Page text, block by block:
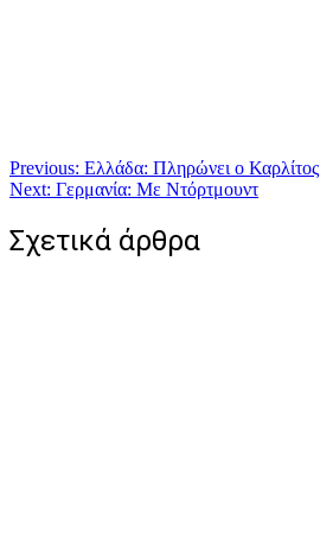
Πλοήγηση
άρθρων
Previous: Ελλάδα: Πληρώνει ο Καρλίτος
Next: Γερμανία: Με Ντόρτμουντ
Σχετικά άρθρα